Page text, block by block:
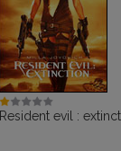
Resident evil :